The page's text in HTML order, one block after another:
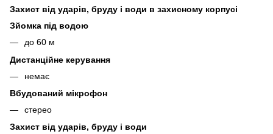
Захист від ударів, бруду і води в захисному корпусі
Зйомка під водою
до 60 м
Дистанційне керування
немає
Вбудований мікрофон
стерео
Захист від ударів, бруду і води